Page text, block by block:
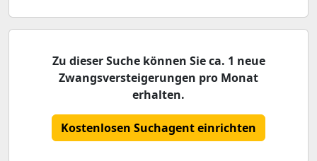
Zu dieser Suche können Sie ca. 1 neue
Zwangsversteigerungen pro Monat
erhalten.
Kostenlosen Suchagent einrichten